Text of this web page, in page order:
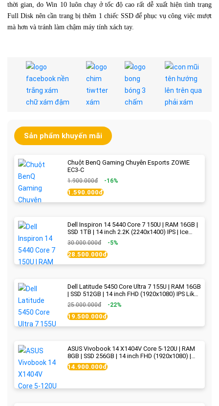
thời gian, do Win 10 luôn chạy ở tốc độ cao rất dễ xuất hiện tình trạng
Full Disk nên cần trang bị thêm 1 chiếc SSD để phục vụ công việc mượt
mà hơn và tránh làm chậm máy tính xách tay.
Sản phẩm khuyến mãi
Chuột BenQ Gaming Chuyên Esports ZOWIE
EC3-C
1.900.000đ -16%
1.590.000đ
Dell Inspiron 14 5440 Core 7 150U | RAM 16GB |
SSD 1TB | 14 inch 2.2K (2240x1400) IPS | Ice
Blue - New Fullbox
30.000.000đ -5%
28.500.000đ
Dell Latitude 5450 Core Ultra 7 155U | RAM 16GB
| SSD 512GB | 14 inch FHD (1920x1080) IPS Like
new
25.000.000đ -22%
19.500.000đ
ASUS Vivobook 14 X1404V Core 5-120U | RAM
8GB | SSD 256GB | 14 inch FHD (1920x1080) |
Quiet Blue - New Fullbox
14.900.000đ